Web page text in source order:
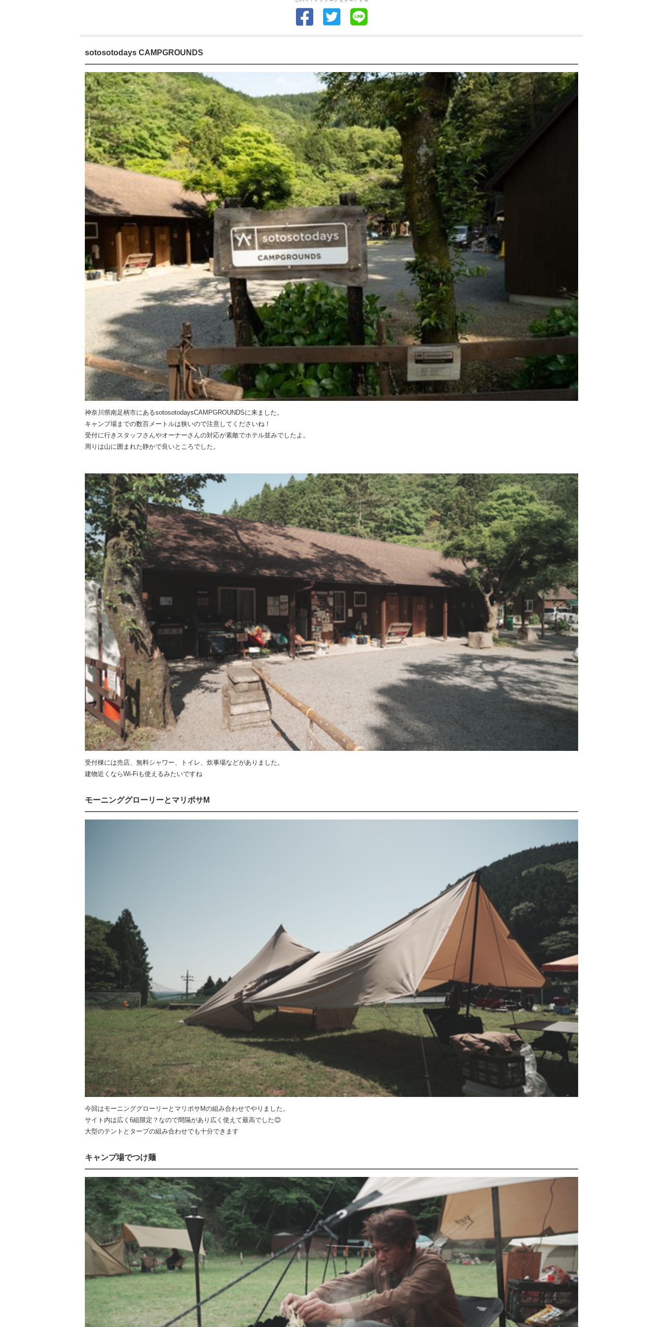
sotosotodays CAMPGROUNDS
神奈川県南足柄市にあるsotosotodaysCAMPGROUNDSに来ました。
キャンプ場までの数百メートルは狭いので注意してくださいね！
受付に行きスタッフさんやオーナーさんの対応が素敵でホテル並みでしたよ。
周りは山に囲まれた静かで良いところでした。
受付棟には売店、無料シャワー、トイレ、炊事場などがありました。
建物近くならWi-Fiも使えるみたいですね
モーニンググローリーとマリポサM
今回はモーニンググローリーとマリポサMの組み合わせでやりました。
サイト内は広く6組限定？なので間隔があり広く使えて最高でした😊
大型のテントとタープの組み合わせでも十分できます
キャンプ場でつけ麺